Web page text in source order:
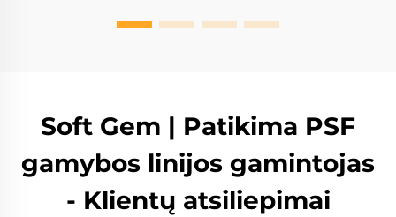
Soft Gem | Patikima PSF
gamybos linijos gamintojas
- Klientų atsiliepimai